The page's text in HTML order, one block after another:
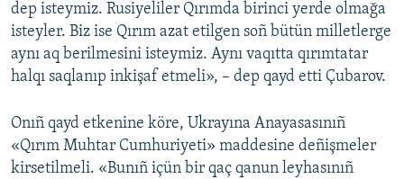
dep isteymiz. Rusiyeliler Qırımda birinci yerde olmağa
isteyler. Biz ise Qırım azat etilgen soñ bütün milletlerge
aynı aq berilmesini isteymiz. Aynı vaqıtta qırımtatar
halqı saqlanıp inkişaf etmeli», – dep qayd etti Çubarov.
Onıñ qayd etkenine köre, Ukrayına Anayasasınıñ
«Qırım Muhtar Cumhuriyeti» maddesine deñişmeler
kirsetilmeli. «Bunıñ içün bir qaç qanun leyhasınıñ